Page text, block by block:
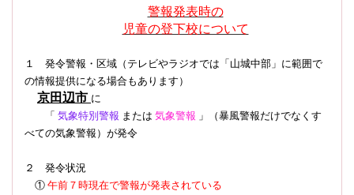
警報発表時の
児童の登下校について
１ 発令警報・区域（テレビやラジオでは「山城中部」に範囲で
の情報提供になる場合もあります）
京田辺市 に
「 気象特別警報 または 気象警報 」（暴風警報だけでなくす
べての気象警報） が発令
２ 発令状況
① 午前７時現在で警報が発表されている